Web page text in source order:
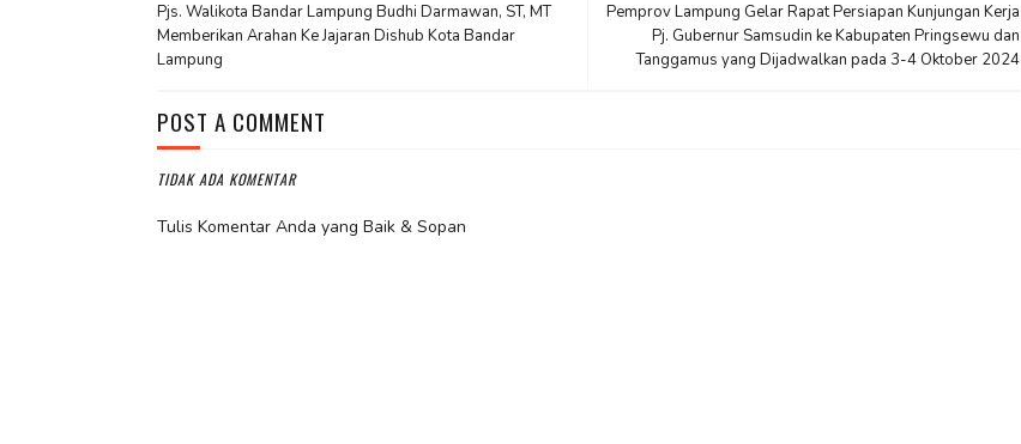
Pemprov Lampung Gelar Rapat Persiapan Kunjungan Kerja
Pj. Gubernur Samsudin ke Kabupaten Pringsewu dan
Tanggamus yang Dijadwalkan pada 3-4 Oktober 2024
Pjs. Walikota Bandar Lampung Budhi Darmawan, ST, MT
Memberikan Arahan Ke Jajaran Dishub Kota Bandar
Lampung
POST A COMMENT
TIDAK ADA KOMENTAR
Tulis Komentar Anda yang Baik & Sopan